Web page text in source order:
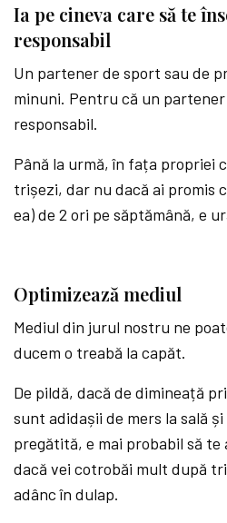
Ia pe cineva care să te
responsabil
Un partener de sport sau de
minuni. Pentru că un
responsabil.
Până la urmă, în fața propriei
trișezi, dar nu dacă ai promis
ea) de 2 ori pe săptămână, e
Optimizează mediul
Mediul din jurul nostru ne
ducem o treabă la capăt.
De pildă, dacă de dimineață
sunt adidașii de mers la sală
pregătită, e mai probabil să
dacă vei cotrobăi mult după
adânc în dulap.